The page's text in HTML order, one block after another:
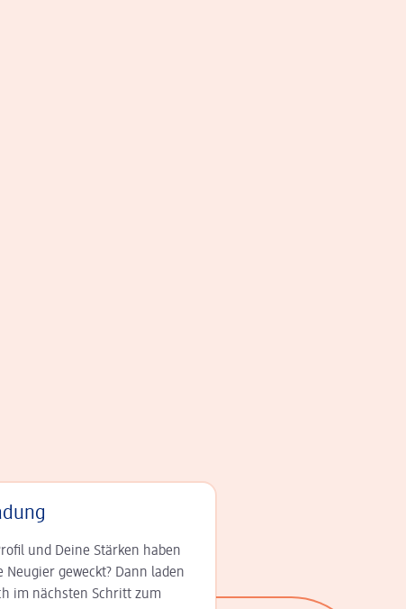
und Deine Stär­ken haben
Neugier geweckt? Dann laden
im nächsten Schritt zum